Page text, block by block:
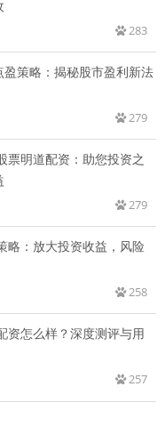
283
策略：揭秘股市盈利新法
279
票明道配资：助您投资之
279
略：放大投资收益，风险
258
资怎么样？深度测评与用
257